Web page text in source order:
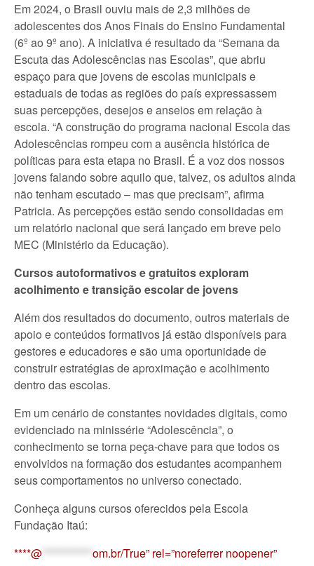
Em 2024, o Brasil ouviu mais de 2,3 milhões de
adolescentes dos Anos Finais do Ensino Fundamental
(6º ao 9º ano). A iniciativa é resultado da “Semana da
Escuta das Adolescências nas Escolas”, que abriu
espaço para que jovens de escolas municipais e
estaduais de todas as regiões do país expressassem
suas percepções, desejos e anseios em relação à
escola. “A construção do programa nacional Escola das
Adolescências rompeu com a ausência histórica de
políticas para esta etapa no Brasil. É a voz dos nossos
jovens falando sobre aquilo que, talvez, os adultos ainda
não tenham escutado – mas que precisam”, afirma
Patricia. As percepções estão sendo consolidadas em
um relatório nacional que será lançado em breve pelo
MEC (Ministério da Educação).
Cursos autoformativos e gratuitos exploram
acolhimento e transição escolar de jovens
Além dos resultados do documento, outros materiais de
apoio e conteúdos formativos já estão disponíveis para
gestores e educadores e são uma oportunidade de
construir estratégias de aproximação e acolhimento
dentro das escolas.
Em um cenário de constantes novidades digitais, como
evidenciado na minissérie “Adolescência”, o
conhecimento se torna peça-chave para que todos os
envolvidos na formação dos estudantes acompanhem
seus comportamentos no universo conectado.
Conheça alguns cursos oferecidos pela Escola
Fundação Itaú:
****@
om.br/True” rel=”noreferrer noopener”